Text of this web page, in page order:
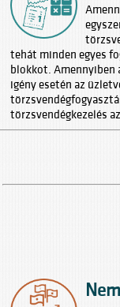
tehát minden egyes
blokkot. Amennyiben
igény esetén az
törzsvendégkezelés